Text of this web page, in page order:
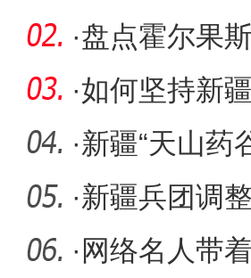
营商环境
·盘点霍尔果
产品展览
·如何坚持新
者共同探
·新疆“天山药
发展
·新疆兵团调
老金水平
· 网络名人带